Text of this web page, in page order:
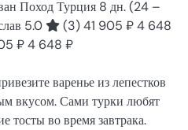
Поход Турция 8 дн.(24 –
5.0 (3)41 905 ₽4 648
₽4 648 ₽
варенье из лепестков
вкусом. Сами турки любят
тосты во время завтрака.